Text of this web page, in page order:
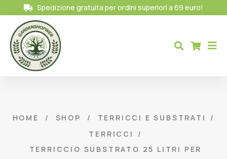
Spedizione gratuita per ordini superiori a 69 euro!
HOME / SHOP / TERRICCI E SUBSTRATI
/
TERRICCI
/
TERRICCIO SUBSTRATO 25 LITRI PER